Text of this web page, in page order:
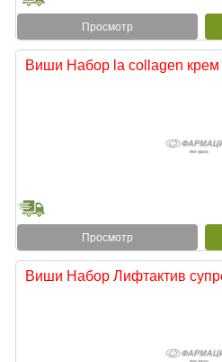
Просмотр
Виши Набор la collagen крем
Просмотр
Виши Набор Лифтактив